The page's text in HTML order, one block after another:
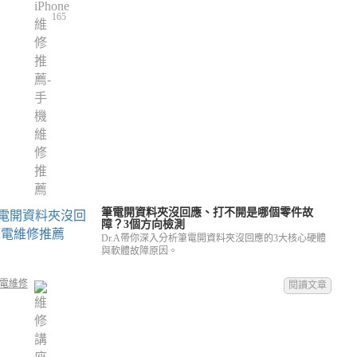
165
筆電開資料夾沒回應、打不開是哪個零件故
障？3個方向檢測
Dr.A帶你深入分析筆電開資料夾沒回應的3大核心硬體
與軟體故障原因。
維修 閱讀文章